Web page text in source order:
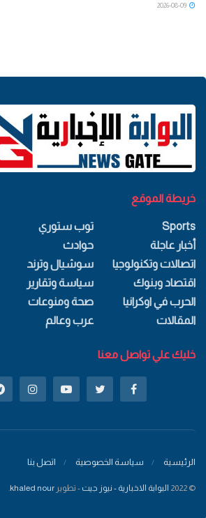
خريطة الموقع
Sports
أخبار عاجلة
اتصالات وتكنولوجيا
اقتصاد وبنوك
الحرب في اوكرانيا
المقالات
توب ستوري
حوادث
سوشيال وترند
سياسة وتقارير
صحة ومنوعات
عرب وعالم
خليك علي تواصل معنا
الرئيسية سياسة الخصوصية اتصل بنا
© 2022 البوابة الاخبارية - نيوز جيت - تطوير khaled nour